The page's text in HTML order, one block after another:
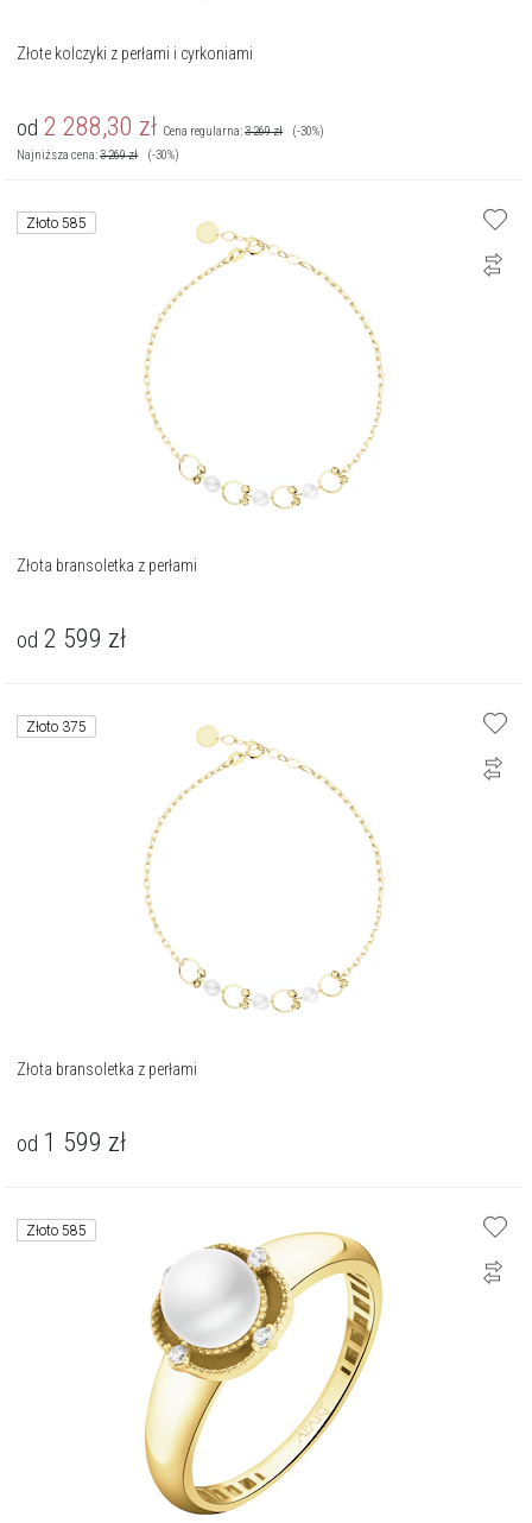
Złote kolczyki z perłami i cyrkoniami
od 2 288,30 zł Cena regularna:3 269zł
(-30%)
Najniższa cena:3 269zł (-30%)
Złoto 585
Złota bransoletka z perłami
od 2 599 zł
Złoto 375
Złota bransoletka z perłami
od 1 599 zł
Złoto 585